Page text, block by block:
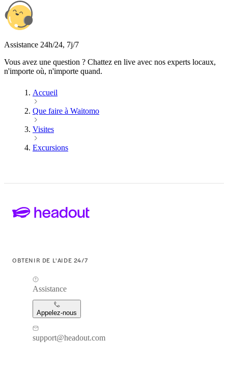
Assistance 24h/24, 7j/7
Vous avez une question ? Chattez en live avec nos experts locaux,
n'importe où, n'importe quand.
Accueil
Que faire à Waitomo
Visites
Excursions
OBTENIR DE L'AIDE 24/7
Assistance
Appelez-nous
support@headout.com